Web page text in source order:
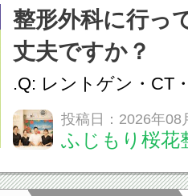
慣など様々です。痛
し、お一人おひとり
をご提案します。.#
整形外科に行っ
丈夫ですか？
.Q: レントゲン・CT
いなくても施術は受
A: はい、受けられま
態を丁寧に確認した
投稿日：2026年08
ふじもり桜花